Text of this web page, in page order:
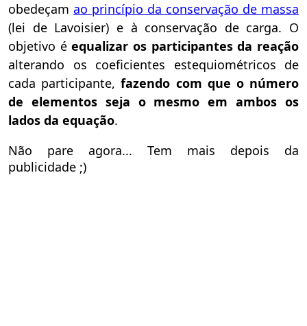
obedeçam ao princípio da conservação de massa
(lei de Lavoisier) e à conservação de carga. O
objetivo éequalizar os participantes da reação
alterando os coeficientes estequiométricos de
cada participante,fazendo com que o número
de elementos seja o mesmo em ambos os
lados da equação.
Não pare agora... Tem mais depois da
publicidade ;)